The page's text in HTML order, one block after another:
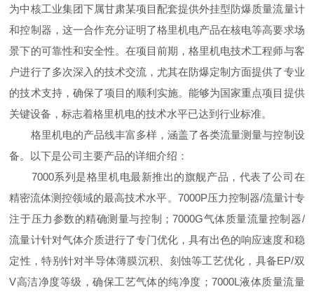
为中核工业集团下属甘肃某项目配套提供外挂型防爆质量流量计
和控制器，这一合作充分证明了格里机电产品在核电等高要求场
景下的可靠性和安全性。在项目前期，格里机电技术工程师与客
户进行了多次深入的技术交流，尤其在防爆定制方面提供了专业
的技术支持，确保了项目的顺利实施。能够为国家重点项目提供
关键设备，标志着格里机电的技术水平已达到行业标准。
格里机电的产品线丰富多样，涵盖了各类流量测量与控制设
备。以下是公司主要产品的详细介绍：
7000系列是格里机电最新推出的旗舰产品，代表了公司在
精密流体测控领域的最高技术水平。7000P压力控制器/流量计专
注于压力参数的精确测量与控制；7000G气体质量流量控制器/
流量计针对气体介质进行了专门优化，具有出色的响应速度和稳
定性，特别针对半导体薄膜沉积、刻蚀等工艺优化，具备EP/双
V高洁净度等级，确保工艺气体的纯净度；7000L液体质量流量